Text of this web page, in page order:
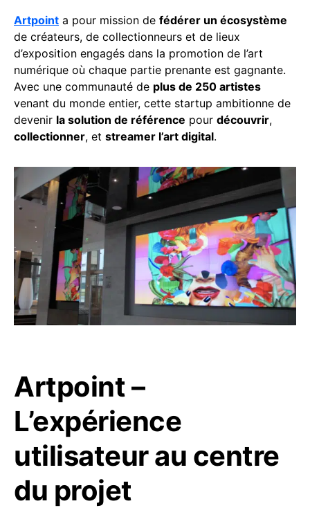
Artpoint a pour mission de fédérer un écosystème
de créateurs, de collectionneurs et de lieux
d’exposition engagés dans la promotion de l’art
numérique où chaque partie prenante est gagnante.
Avec une communauté de plus de 250 artistes
venant du monde entier, cette startup ambitionne de
devenir la solution de référence pour découvrir,
collectionner, et streamer l’art digital.
Artpoint –
L’expérience
utilisateur au centre
du projet